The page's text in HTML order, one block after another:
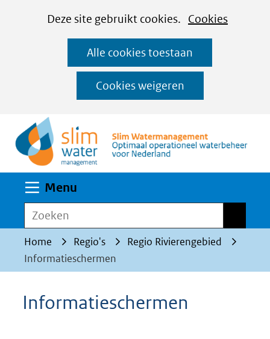
CookiesDeze site gebruikt cookies. Cookies
op
deze
website
worden
toegestaan
of
geweigerd.
Alle cookies toestaan
Cookies weigeren
Ga
naar
de
inhoud
Menu
Zoeken
Home Regio's
Regio Rivierengebied
Informatieschermen
Informatieschermen